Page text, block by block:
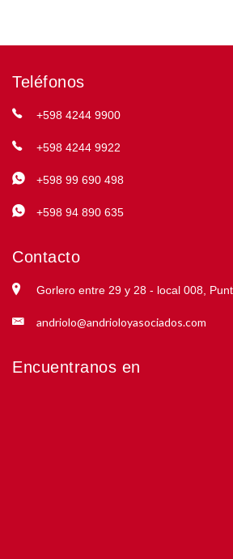
Teléfonos
+598 4244 9900
+598 4244 9922
+598 99 690 498
+598 94 890 635
Contacto
Gorlero entre 29 y 28 - local 008,
andriolo@andrioloyasociados.com
Encuentranos en